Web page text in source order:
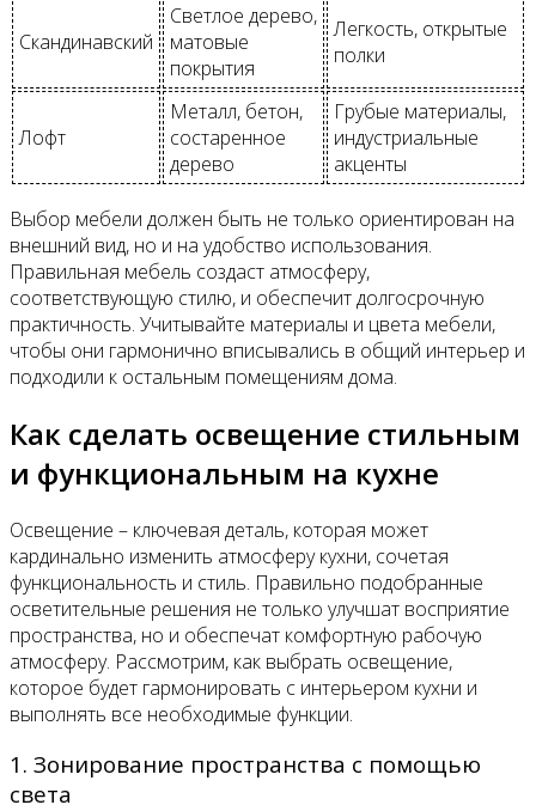
Скандинавский
Светлое дерево,
матовые
покрытия
Легкость, открытые
полки
Лофт
Металл, бетон,
состаренное
дерево
Грубые материалы,
индустриальные
акценты
Выбор мебели должен быть не только ориентирован на
внешний вид, но и на удобство использования.
Правильная мебель создаст атмосферу,
соответствующую стилю, и обеспечит долгосрочную
практичность. Учитывайте материалы и цвета мебели,
чтобы они гармонично вписывались в общий интерьер и
подходили к остальным помещениям дома.
Как сделать освещение стильным
и функциональным на кухне
Освещение – ключевая деталь, которая может
кардинально изменить атмосферу кухни, сочетая
функциональность и стиль. Правильно подобранные
осветительные решения не только улучшат восприятие
пространства, но и обеспечат комфортную рабочую
атмосферу. Рассмотрим, как выбрать освещение,
которое будет гармонировать с интерьером кухни и
выполнять все необходимые функции.
1. Зонирование пространства с помощью
света